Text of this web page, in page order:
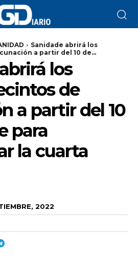
Sanidade abrirá los
a partir del 10 de...
los
de
a partir del 10
para
la cuarta
2022